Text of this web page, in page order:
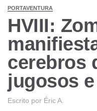
PORTAVENTURA
HVIII:
cerebros
jugosos
Escrito por Éric A.